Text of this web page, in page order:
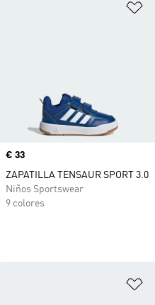
Precio
€ 33
ZAPATILLA TENSAUR SPORT 3.0
Niños Sportswear
9 colores